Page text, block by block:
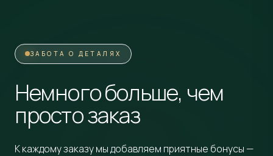
ЗАБОТА О ДЕТАЛЯХ
Немного больше, чем
просто заказ
К каждому заказу мы добавляем приятные бонусы —